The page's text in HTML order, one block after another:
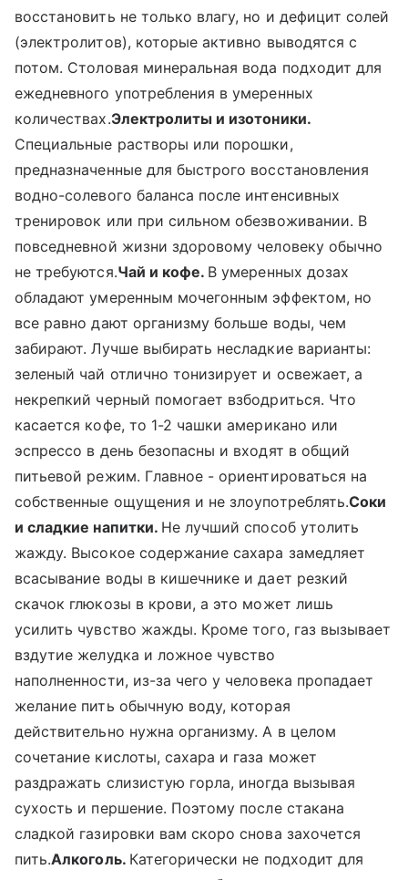
восстановить не только влагу, но и дефицит солей
(электролитов), которые активно выводятся с
потом. Столовая минеральная вода подходит для
ежедневного употребления в умеренных
количествах.Электролиты и изотоники.
Специальные растворы или порошки,
предназначенные для быстрого восстановления
водно-солевого баланса после интенсивных
тренировок или при сильном обезвоживании. В
повседневной жизни здоровому человеку обычно
не требуются.Чай и кофе. В умеренных дозах
обладают умеренным мочегонным эффектом, но
все равно дают организму больше воды, чем
забирают. Лучше выбирать несладкие варианты:
зеленый чай отлично тонизирует и освежает, а
некрепкий черный помогает взбодриться. Что
касается кофе, то 1-2 чашки американо или
эспрессо в день безопасны и входят в общий
питьевой режим. Главное - ориентироваться на
собственные ощущения и не злоупотреблять.Соки
и сладкие напитки. Не лучший способ утолить
жажду. Высокое содержание сахара замедляет
всасывание воды в кишечнике и дает резкий
скачок глюкозы в крови, а это может лишь
усилить чувство жажды. Кроме того, газ вызывает
вздутие желудка и ложное чувство
наполненности, из-за чего у человека пропадает
желание пить обычную воду, которая
действительно нужна организму. А в целом
сочетание кислоты, сахара и газа может
раздражать слизистую горла, иногда вызывая
сухость и першение. Поэтому после стакана
сладкой газировки вам скоро снова захочется
пить.Алкоголь. Категорически не подходит для